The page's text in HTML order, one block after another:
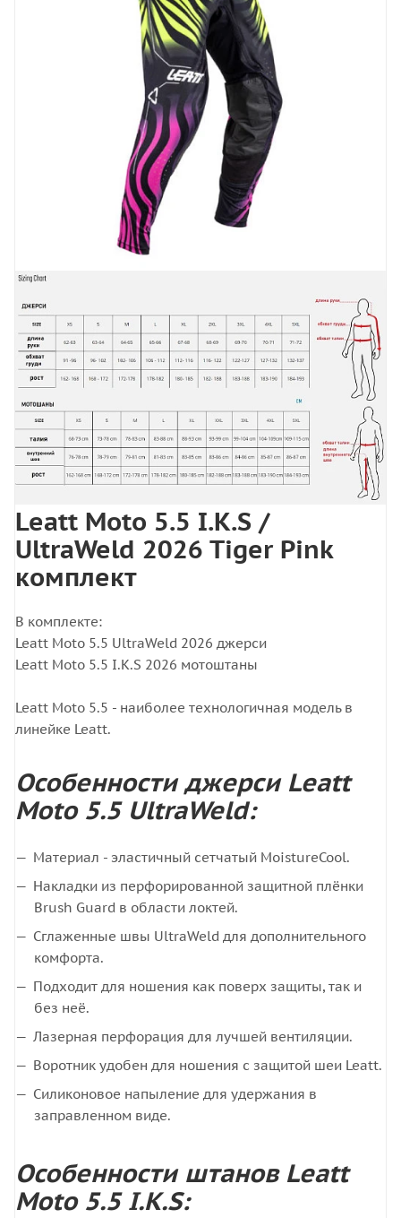
Leatt Moto 5.5 I.K.S /
UltraWeld 2026 Tiger Pink
комплект
В комплекте:
Leatt Moto 5.5 UltraWeld 2026 джерси
Leatt Moto 5.5 I.K.S 2026 мотоштаны
Leatt Moto 5.5 - наиболее технологичная модель в
линейке Leatt.
Особенности джерси Leatt
Moto 5.5 UltraWeld:
Материал - эластичный сетчатый MoistureCool.
Накладки из перфорированной защитной плёнки
Brush Guard в области локтей.
Сглаженные швы UltraWeld для дополнительного
комфорта.
Подходит для ношения как поверх защиты, так и
без неё.
Лазерная перфорация для лучшей вентиляции.
Воротник удобен для ношения с защитой шеи Leatt.
Силиконовое напыление для удержания в
заправленном виде.
Особенности штанов Leatt
Moto 5.5 I.K.S: